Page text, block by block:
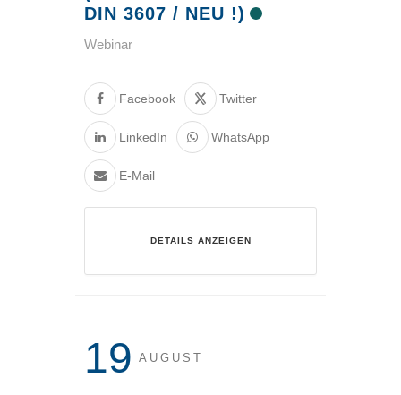
DIN 3607 / NEU !)
Webinar
Facebook Twitter
LinkedIn WhatsApp
E-Mail
DETAILS ANZEIGEN
19 AUGUST